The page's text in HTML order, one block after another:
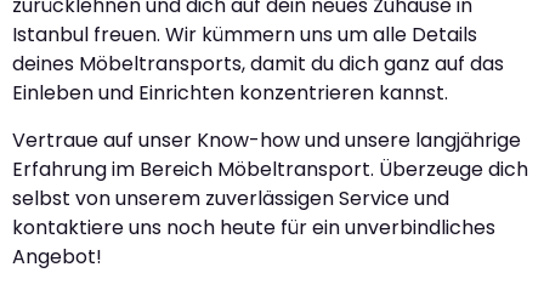
zurücklehnen und dich auf dein neues Zuhause in
Istanbul freuen. Wir kümmern uns um alle Details
deines Möbeltransports, damit du dich ganz auf das
Einleben und Einrichten konzentrieren kannst.
Vertraue auf unser Know-how und unsere langjährige
Erfahrung im Bereich Möbeltransport. Überzeuge dich
selbst von unserem zuverlässigen Service und
kontaktiere uns noch heute für ein unverbindliches
Angebot!